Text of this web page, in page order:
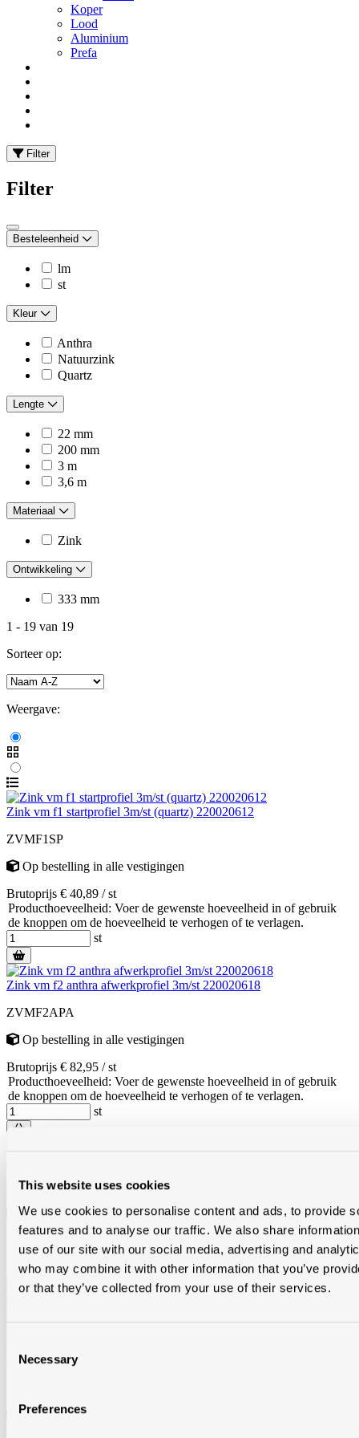
This website uses cookies
We use cookies to personalise content and ads, to provide
features and to analyse our traffic. We also share
use of our site with our social media, advertising and
who may combine it with other information that you’ve
or that they’ve collected from your use of their services.
Selection
Necessary
Preferences
Koper
Lood
Aluminium
Prefa
Filter
Filter
Besteleenheid
lm
st
Kleur
Anthra
Natuurzink
Quartz
Lengte
22 mm
200 mm
3 m
3,6 m
Materiaal
Zink
Ontwikkeling
333 mm
1 - 19 van 19
Sorteer op:
Weergave:
Zink vm f1 startprofiel 3m/st (quartz) 220020612
ZVMF1SP
Op bestelling in alle vestigingen
Brutoprijs € 40,89 / st
Producthoeveelheid: Voer de gewenste hoeveelheid in of gebruik
de knoppen om de hoeveelheid te verhogen of te verlagen.
st
Zink vm f2 anthra afwerkprofiel 3m/st 220020618
ZVMF2APA
Op bestelling in alle vestigingen
Brutoprijs € 82,95 / st
Producthoeveelheid: Voer de gewenste hoeveelheid in of gebruik
de knoppen om de hoeveelheid te verhogen of te verlagen.
st
ZVMF2APQ
Op bestellingin alle vestigingen
Producthoeveelheid: Voer de gewenste hoeveelheid in of gebruik
de knoppen om de hoeveelheid te verhogen of te verlagen.
st
80mm 220022515
Op bestelling